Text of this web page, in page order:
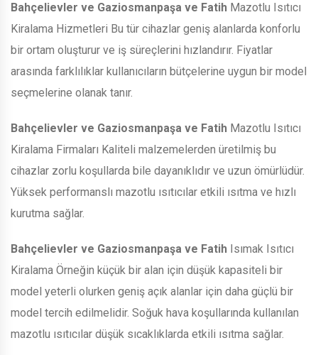
Bahçelievler ve Gaziosmanpaşa ve Fatih Mazotlu Isıtıcı
Kiralama Hizmetleri Bu tür cihazlar geniş alanlarda konforlu
bir ortam oluşturur ve iş süreçlerini hızlandırır. Fiyatlar
arasında farklılıklar kullanıcıların bütçelerine uygun bir model
seçmelerine olanak tanır.
Bahçelievler ve Gaziosmanpaşa ve Fatih Mazotlu Isıtıcı
Kiralama Firmaları Kaliteli malzemelerden üretilmiş bu
cihazlar zorlu koşullarda bile dayanıklıdır ve uzun ömürlüdür.
Yüksek performanslı mazotlu ısıtıcılar etkili ısıtma ve hızlı
kurutma sağlar.
Bahçelievler ve Gaziosmanpaşa ve Fatih Isımak Isıtıcı
Kiralama Örneğin küçük bir alan için düşük kapasiteli bir
model yeterli olurken geniş açık alanlar için daha güçlü bir
model tercih edilmelidir. Soğuk hava koşullarında kullanılan
mazotlu ısıtıcılar düşük sıcaklıklarda etkili ısıtma sağlar.